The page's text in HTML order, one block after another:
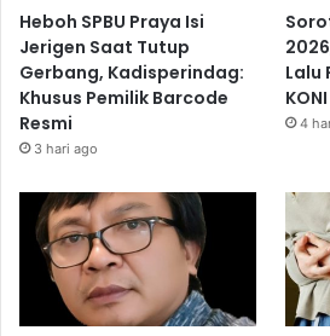
Heboh SPBU Praya Isi
Jerigen Saat Tutup
Gerbang, Kadisperindag:
Khusus Pemilik Barcode
Resmi
3 hari ago
Lalu
4